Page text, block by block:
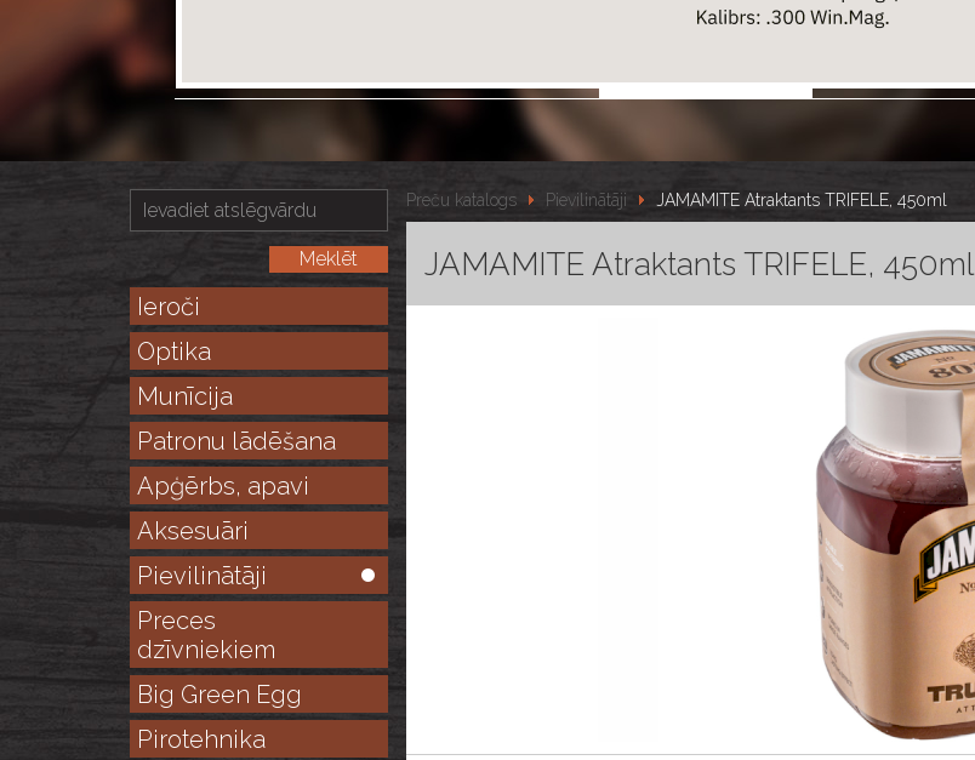
Ieroči
Optika
Munīcija
Patronu lādēšana
Apģērbs, apavi
Aksesuāri
Pievilinātāji
Preces
dzīvniekiem
Big Green Egg
Pirotehnika
Preču katalogs Pievilinātāji JAMAMITE Atraktants TRIFELE, 450ml
JAMAMITE Atraktants TRIFELE, 450ml